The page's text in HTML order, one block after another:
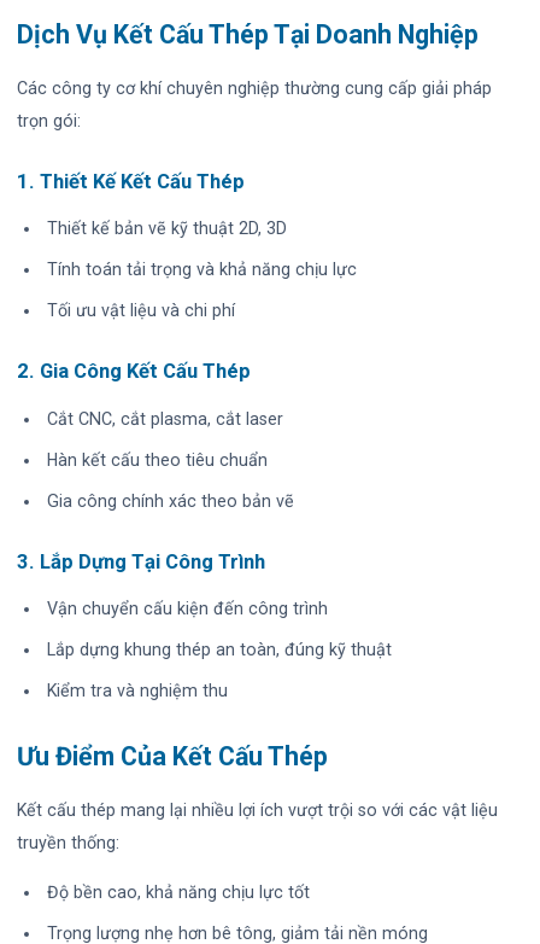
Dịch Vụ Kết Cấu Thép Tại Doanh Nghiệp
Các công ty cơ khí chuyên nghiệp thường cung cấp giải pháp
trọn gói:
1. Thiết Kế Kết Cấu Thép
Thiết kế bản vẽ kỹ thuật 2D, 3D
Tính toán tải trọng và khả năng chịu lực
Tối ưu vật liệu và chi phí
2. Gia Công Kết Cấu Thép
Cắt CNC, cắt plasma, cắt laser
Hàn kết cấu theo tiêu chuẩn
Gia công chính xác theo bản vẽ
3. Lắp Dựng Tại Công Trình
Vận chuyển cấu kiện đến công trình
Lắp dựng khung thép an toàn, đúng kỹ thuật
Kiểm tra và nghiệm thu
Ưu Điểm Của Kết Cấu Thép
Kết cấu thép mang lại nhiều lợi ích vượt trội so với các vật liệu
truyền thống:
Độ bền cao, khả năng chịu lực tốt
Trọng lượng nhẹ hơn bê tông, giảm tải nền móng